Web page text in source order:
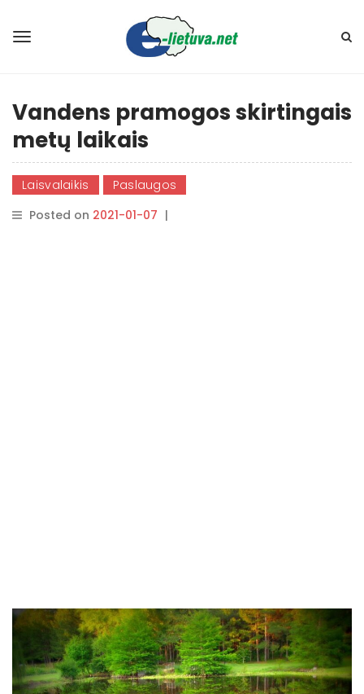
Vandens pramogos skirtingais
metų laikais
Laisvalaikis
Paslaugos
Posted on 2021-01-07 |